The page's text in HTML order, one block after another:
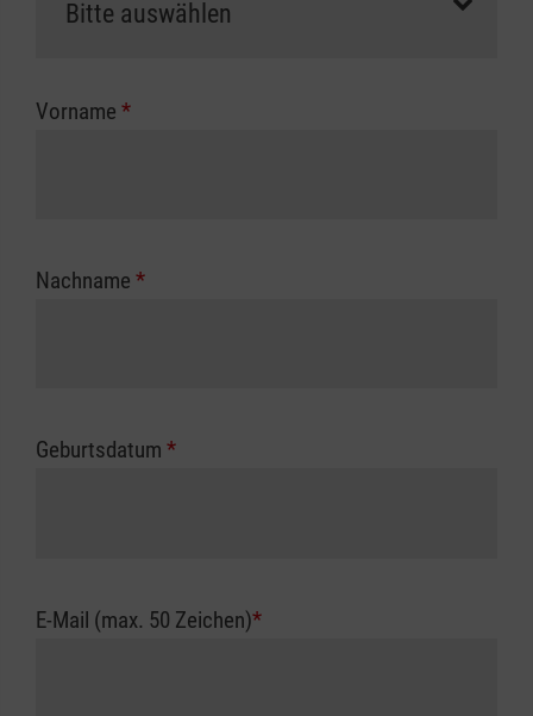
Die notwendigen Formulare für die
zuständigen Berufsgenossenschaft oder
Vorname *
Nachname *
Geburtsdatum *
E-Mail (max. 50 Zeichen)*